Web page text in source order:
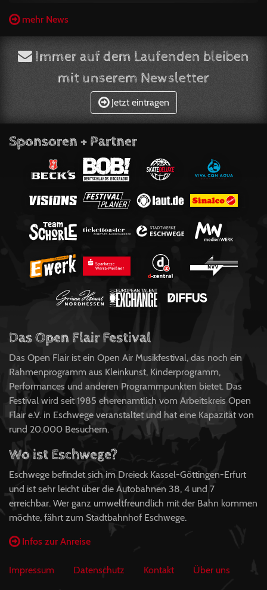
mehr News
Immer auf dem Laufenden bleiben
mit unserem Newsletter
Jetzt eintragen
Sponsoren + Partner
Das Open Flair Festival
Das Open Flair ist ein Open Air Musikfestival, das noch ein
Rahmenprogramm aus Kleinkunst, Kinderprogramm,
Performances und anderen Programmpunkten bietet. Das
Festival wird seit 1985 eherenamtlich vom Arbeitskreis Open
Flair e.V. in Eschwege veranstaltet und hat eine Kapazität von
rund 20.000 Besuchern.
Wo ist Eschwege?
Eschwege befindet sich im Dreieck Kassel-Göttingen-Erfurt
und ist sehr leicht über die Autobahnen 38, 4 und 7
erreichbar. Wer ganz umweltfreundlich mit der Bahn kommen
möchte, fährt zum Stadtbahnhof Eschwege.
Infos zur Anreise
Impressum Datenschutz Kontakt Über uns